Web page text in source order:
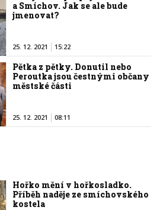
a Smíchov. Jak se ale bude
jmenovat?
25. 12. 2021 15:22
Pětka z pětky. Donutil nebo
Peroutka jsou čestnými občany
městské části
25. 12. 2021 08:11
Hořko mění v hořkosladko.
Příběh naděje ze smíchovského
kostela